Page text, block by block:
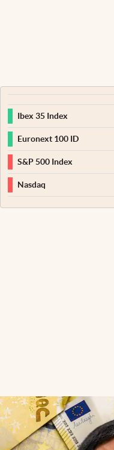
Ibex 35 Index
Euronext 100 ID
S&P 500 Index
Nasdaq